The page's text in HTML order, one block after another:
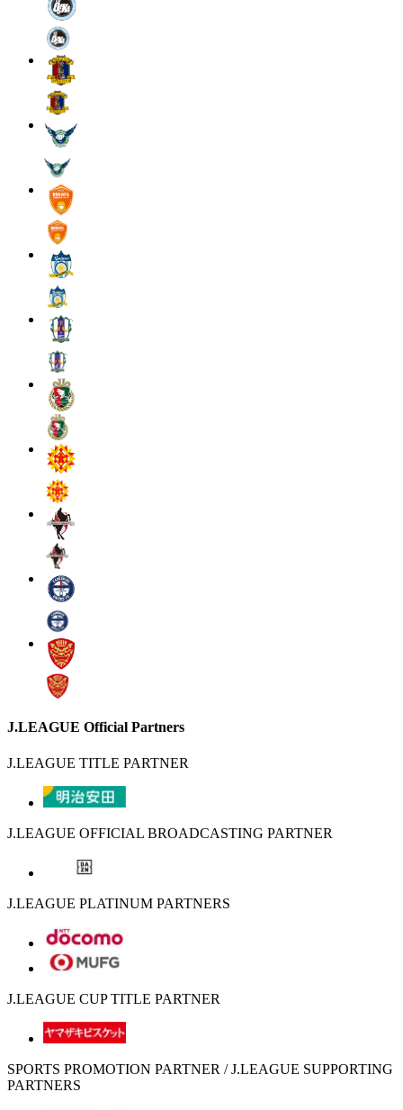
J.LEAGUE Official Partners
J.LEAGUE TITLE PARTNER
J.LEAGUE OFFICIAL BROADCASTING PARTNER
J.LEAGUE PLATINUM PARTNERS
J.LEAGUE CUP TITLE PARTNER
SPORTS PROMOTION PARTNER / J.LEAGUE SUPPORTING
PARTNERS